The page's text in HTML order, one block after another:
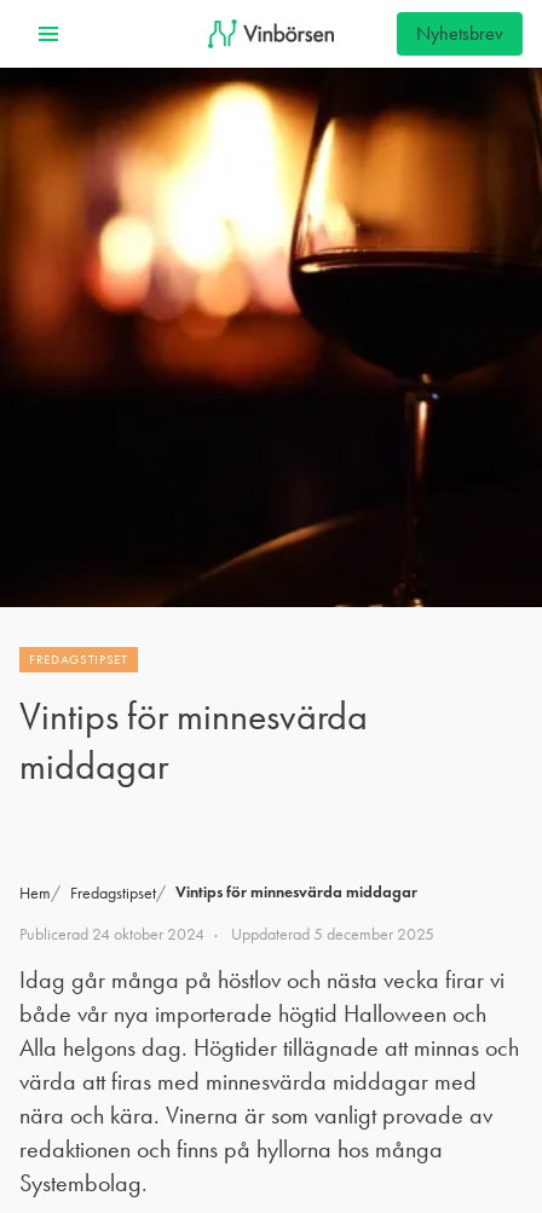
Nyhetsbrev
FREDAGSTIPSET
Vintips för minnesvärda
middagar
Hem Fredagstipset Vintips för minnesvärda middagar
Publicerad 24 oktober 2024 Uppdaterad5 december 2025
Idag går många på höstlov och nästa vecka firar vi
både vår nya importerade högtid Halloween och
Alla helgons dag. Högtider tillägnade att minnas och
värda att firas med minnesvärda middagar med
nära och kära. Vinerna är som vanligt provade av
redaktionen och finns på hyllorna hos många
Systembolag.